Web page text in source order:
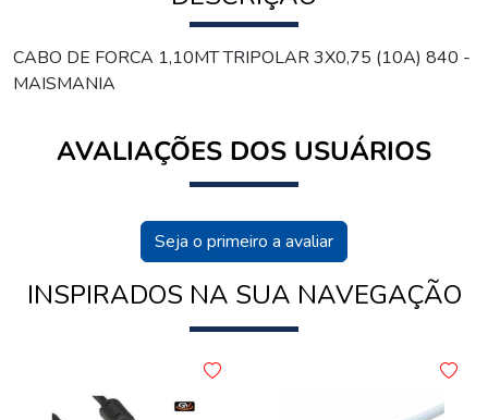
CABO DE FORCA 1,10MT TRIPOLAR 3X0,75 (10A) 840 -
MAISMANIA
AVALIAÇÕES DOS USUÁRIOS
Seja o primeiro a avaliar
INSPIRADOS NA SUA NAVEGAÇÃO